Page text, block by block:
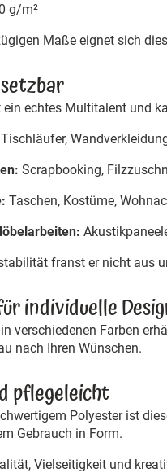
g/m²
Maße eignet sich
echtes Multitalent und
Tischläufer,
Scrapbooking,
Taschen, Kostüme,
franst er nicht aus
individuelle
verschiedenen Farben
nach Ihren Wünschen.
pflegeleicht
Polyester ist
Gebrauch in Form.
Vielseitigkeit und